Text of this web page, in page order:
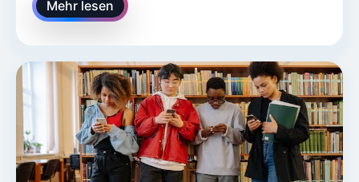
Mehr lesen